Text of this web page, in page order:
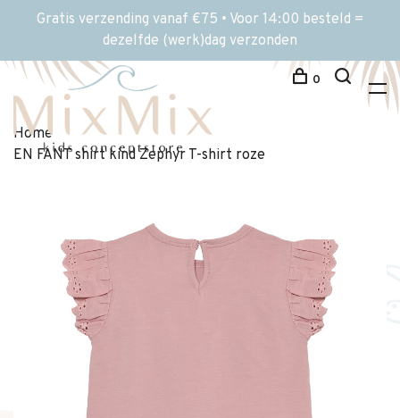
Gratis verzending vanaf €75 • Voor 14:00 besteld =
dezelfde (werk)dag verzonden
0
Home
EN FANT shirt kind Zephyr T-shirt roze